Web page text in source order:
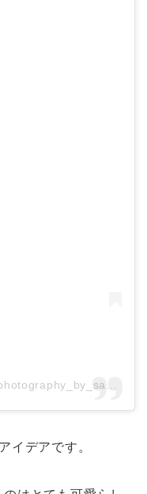
イデアです。